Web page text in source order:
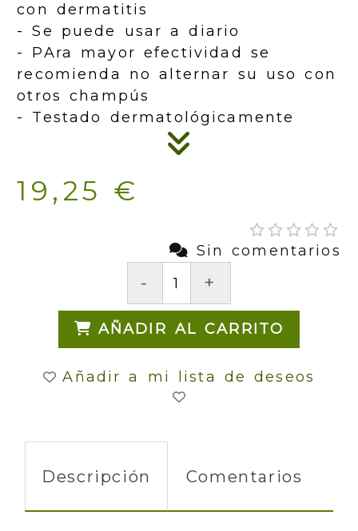
con dermatitis
- Se puede usar a diario
- PAra mayor efectividad se
recomienda no alternar su uso con
otros champús
- Testado dermatológicamente
19,25 €
Sin comentarios
- +
AÑADIR AL CARRITO
Añadir a mi lista de deseos
Descripción Comentarios